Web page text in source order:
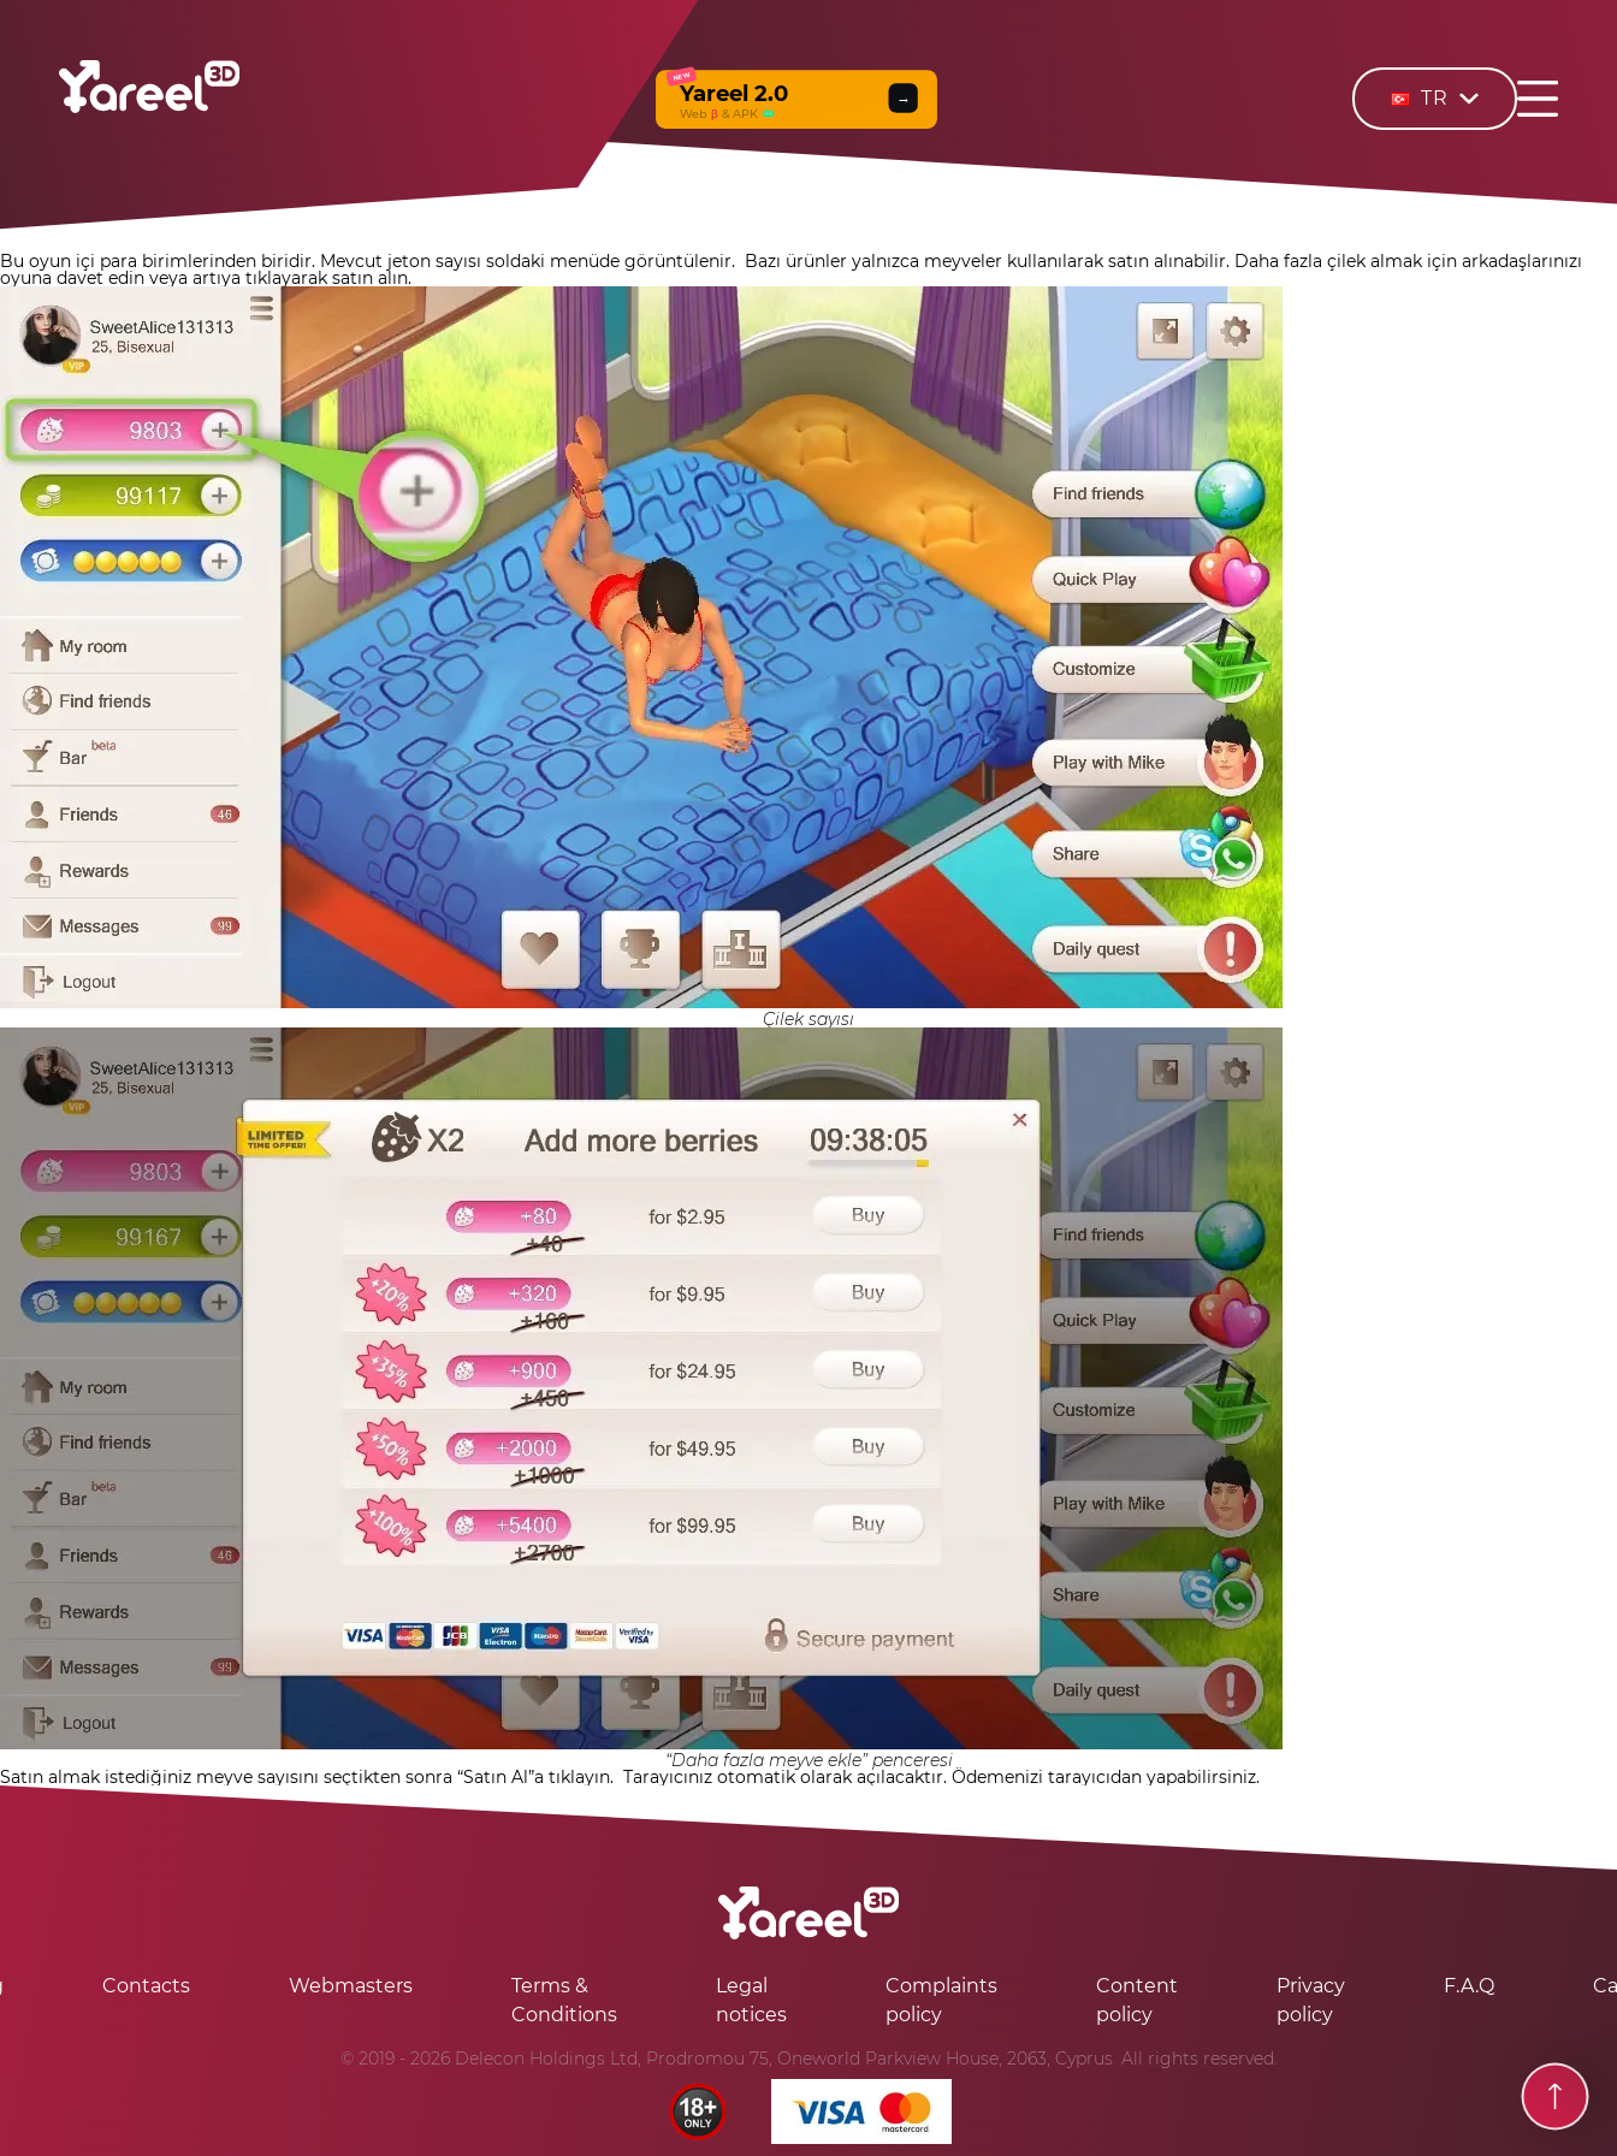
NEW
Yareel 2.0
Web β & APK
→ TR
Bu oyun içi para birimlerinden biridir. Mevcut jeton sayısı soldaki menüde görüntülenir. Bazı ürünler yalnızca meyveler kullanılarak satın alınabilir. Daha fazla çilek almak için arkadaşlarınızı
oyuna davet edin veya artıya tıklayarak satın alın.
Çilek sayısı
“Daha fazla meyve ekle” penceresi
Satın almak istediğiniz meyve sayısını seçtikten sonra “Satın Al”a tıklayın. Tarayıcınız otomatik olarak açılacaktır. Ödemenizi tarayıcıdan yapabilirsiniz.
Contacts Webmasters
Terms &
Conditions
Legal
notices
Complaints
policy
Content
policy
Privacy
policy
F.A.Q
© 2019 - 2026 Delecon Holdings Ltd, Prodromou 75, Oneworld Parkview House, 2063, Cyprus. All rights reserved.